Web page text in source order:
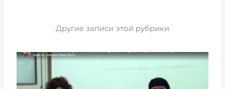
Другие записи этой рубрики